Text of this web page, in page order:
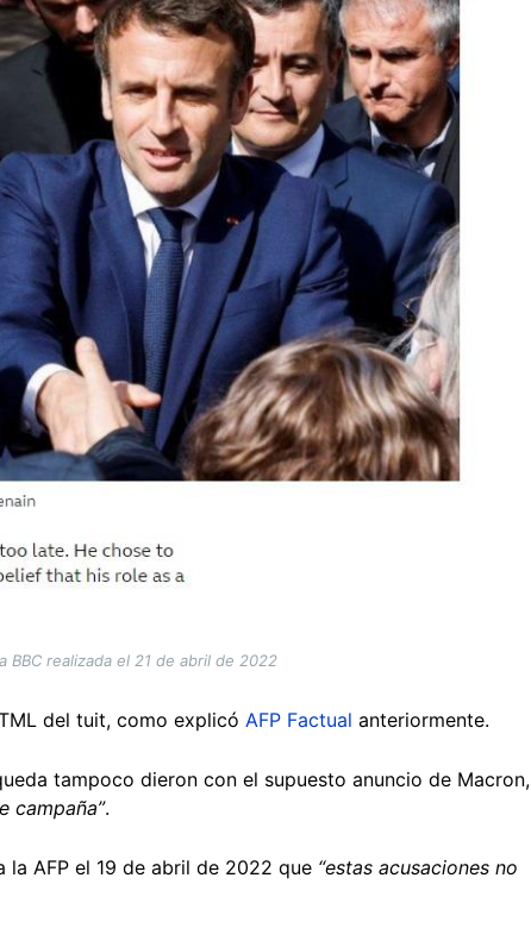
realizada el 21 de abril de 2022
del tuit, como explicó AFP Factual anteriormente.
tampoco dieron con el supuesto anuncio de Macron,
campaña”.
la AFP el 19 de abril de 2022 que “estas acusaciones no